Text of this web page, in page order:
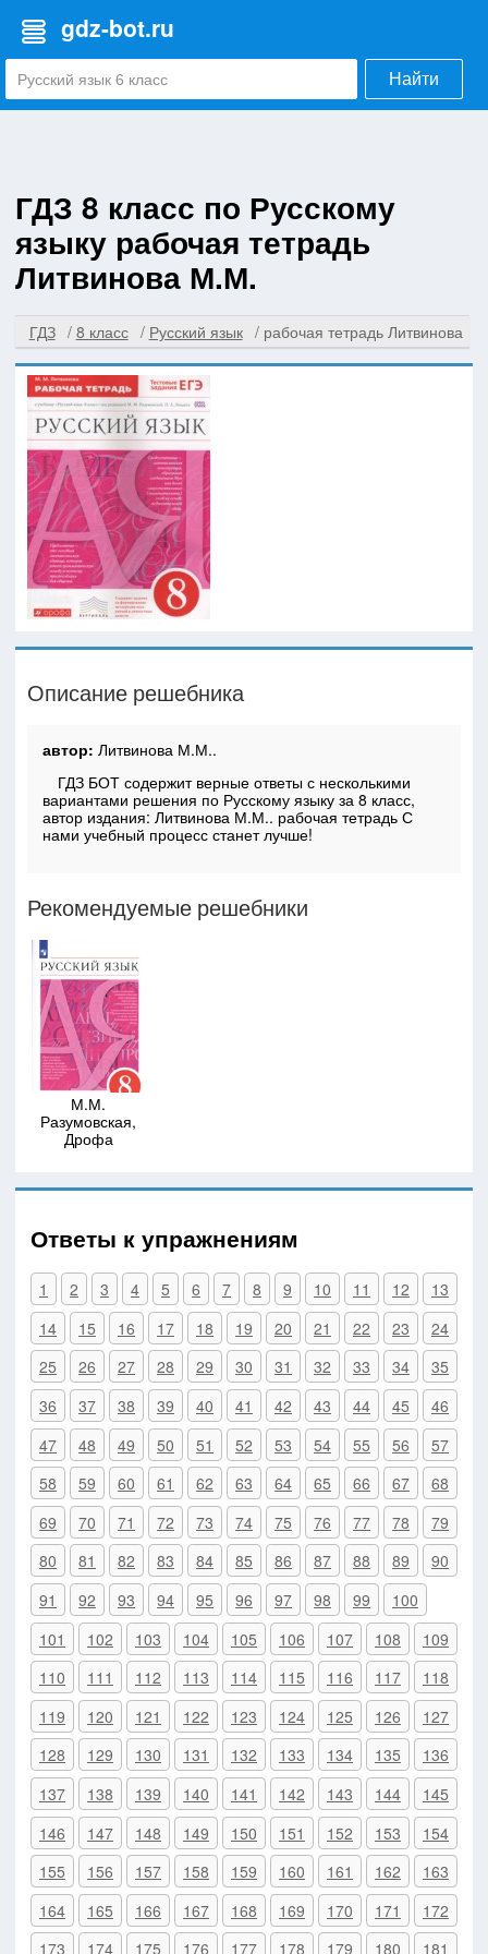
gdz-bot.ru
Найти
ГДЗ 8 класс по Русскому
языку рабочая тетрадь
Литвинова М.М.
ГДЗ 8 класс Русский язык рабочая тетрадь Литвинова
Описание решебника
автор:Литвинова М.М..
ГДЗ БОТ содержит верные ответы с несколькими
вариантами решения по Русскому языку за 8 класс,
автор издания: Литвинова М.М.. рабочая тетрадь С
нами учебный процесс станет лучше!
Рекомендуемые решебники
М.М.
Разумовская,
Дрофа
Ответы к упражнениям
1 2 3 4 5 6 7 8 9 10 11 12
13
14
15 16 17 18 19 20 21 22 23
24
25
26 27 28 29 30 31 32 33 34
35
36
37 38 39 40 41 42 43 44 45
46
47
48 49 50 51 52 53 54 55 56
57
58
59 60 61 62 63 64 65 66 67
68
69
70 71 72 73 74 75 76 77 78
79
80
81 82 83 84 85 86 87 88 89
90
91
92 93 94 95 96 97 98 99
100
101
102 103 104 105 106 107 108
109
110
111 112 113 114 115 116 117
118
119
120 121 122 123 124 125 126
127
128
129 130 131 132 133 134 135
136
137
138 139 140 141 142 143 144
145
146
147 148 149 150 151 152 153
154
155
156 157 158 159 160 161 162
163
164
165 166 167 168 169 170 171
172
173
174 175 176 177 178 179 180 181